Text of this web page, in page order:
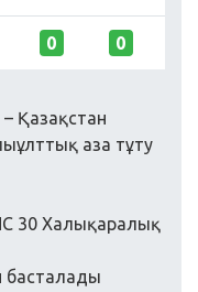
0 0
Қазақстан
аза тұту
30 Халықаралық
басталады